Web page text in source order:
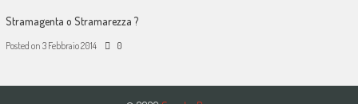
Stramagenta o Stramarezza ?
Posted on 3 Febbraio 2014 0